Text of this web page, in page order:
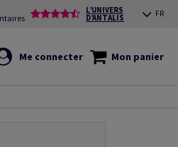
L’UNIVERS
D’ANTALIS FR
Me connecter Mon panier